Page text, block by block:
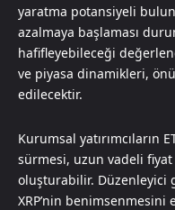
yaratma potansiyeli
azalmaya başlaması
hafifleyebileceği
ve piyasa dinamikleri,
edilecektir.
Kurumsal yatırımcıların
sürmesi, uzun vadeli
oluşturabilir. Düzenleyici
XRP’nin benimsenmesini